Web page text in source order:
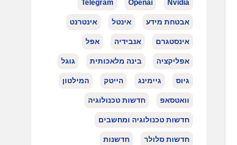
Nvidia
Openai
Telegram
אבטחת מידע אינטל אינטרנט
אינסטגרם אנבידיה אפל
אפליקציה בינה מלאכותית גוגל
גיוס גיימינג הייטק המילטון
וואטסאפ חדשות טכנולוגיה
חדשות טכנולוגיה ומחשבים
חדשות סלולר חדשנות